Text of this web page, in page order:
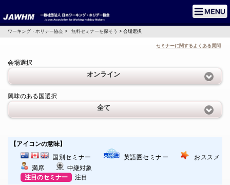
ワーキング・ホリデー協会 > 無料セミナーを探そう > 会場選択
セミナーに関するよくある質問
会場選択
オンライン
興味のある国選択
全て
【アイコンの意味】
国別セミナー
英語圏セミナー
おススメ
満席
中継対象
注目のセミナー
注目